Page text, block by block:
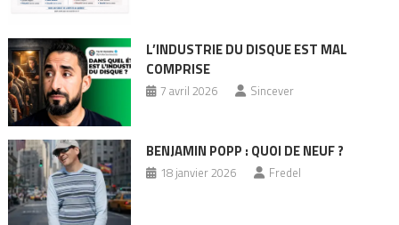
L’INDUSTRIE DU DISQUE EST MAL
COMPRISE
7 avril 2026 Sincever
BENJAMIN POPP : QUOI DE NEUF ?
18 janvier 2026 Fredel